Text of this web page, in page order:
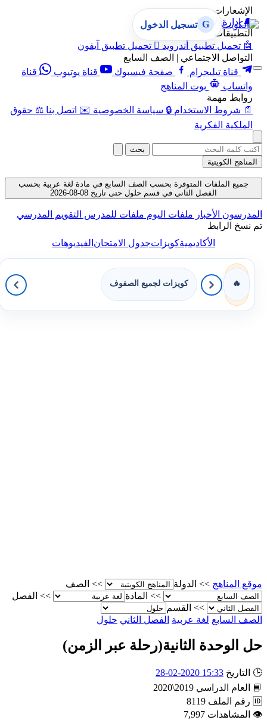
الإشعارات
🔔 إدارة الإشعارات
التطبيقات
🤖 تحميل تطبيق أندرويد  تحميل تطبيق آيفون
التواصل الاجتماعي | الصف السابع
قناة تيليجرام
صفحة فيسبوك قناة يوتيوب
قناة
واتساب
بوت المناهج
روابط مهمة
📄 شروط الاستخدام 🔒 سياسة الخصوصية ✉️ اتصل بنا ⚖️ حقوق
الملكية الفكرية
G تسجيل الدخول
بحث
المناهج الكويتية
جميع الملفات المتوفرة بحسب الصف السابع في مادة لغة عربية بحسب
الفصل الثاني في قسم حلول حتى تاريخ 08-08-2026
المدرسون الأخبار ملفات اليوم ملفات للمدرس التقويم المدرسي
تم نسخ الرابط
الأكاديميةكويزاتجدول الامتحانالفيديوهات
🔥 كويزات لجميع الصفوف
موقع المناهج >> الدولة >>
الصف
>>
المادة >>
الفصل
>>
القسم
الصف السابع لغة عربية الفصل الثاني حلول
حل الوحدة الثانية(رحلة عبر الزمن)
🕒 التاريخ 15:33 2020-02-28
📘
العام الدراسي 2019\2020
🆔 رقم الملف 8119
👁
المشاهدات 7,997